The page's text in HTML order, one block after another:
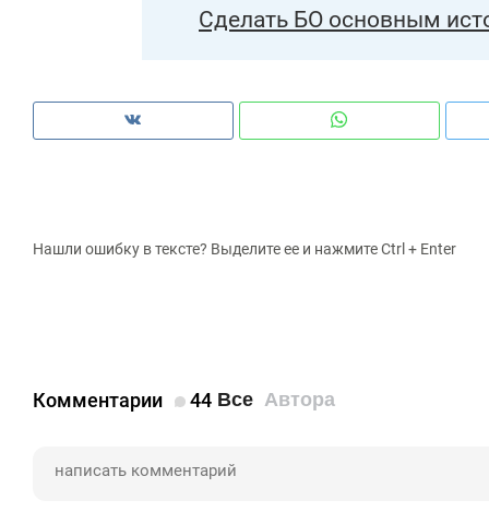
Сделать БО основным
Нашли ошибку в тексте? Выделите ее и нажмите Ctrl + Enter
Комментарии 44 Все Автора